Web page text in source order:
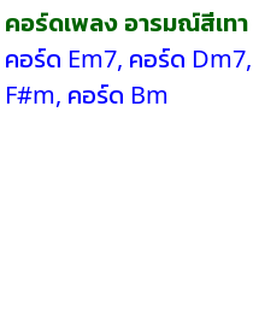
คอร์ดเพลง อารมณ์สีเทา
คอร์ด Em7, คอร์ด Dm7,
F#m, คอร์ด Bm